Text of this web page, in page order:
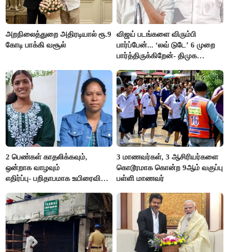
அறநிலைத்துறை அதிரடியால் ரூ.9
கோடி பாக்கி வசூல்
விஜய் படங்களை விரும்பி
பார்ப்பேன்... ‘லவ் டுடே’ 6 முறை
பார்த்திருக்கிறேன்- திமுக
2 பெண்கள் காதலிக்கவும்,
ஒன்றாக வாழவும்
எதிர்ப்பு- பறிதாபமாக உயிரைவிட்ட
3 மாணவர்கள், 3 ஆசிரியர்களை
கொடூரமாக கொன்ற 9ஆம் வகுப்பு
பள்ளி மாணவர்